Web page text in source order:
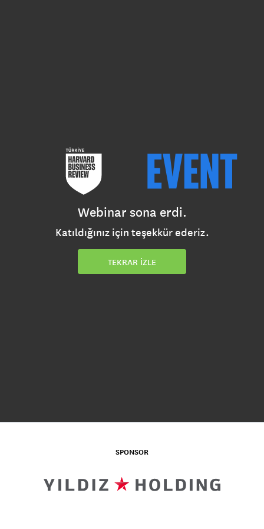
Webinar sona erdi.
Katıldığınız için teşekkür ederiz.
TEKRAR İZLE
SPONSOR